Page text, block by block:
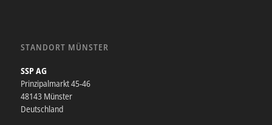
STANDORT MÜNSTER
SSP AG
Prinzipalmarkt 45-46
48143 Münster
Deutschland